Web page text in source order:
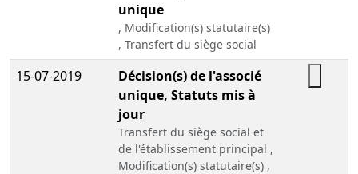
unique
, Modification(s) statutaire(s)
, Transfert du siège social
15-07-2019
Décision(s) de l'associé
unique, Statuts mis à
jour
Transfert du siège social et
de l'établissement principal ,
Modification(s) statutaire(s) ,